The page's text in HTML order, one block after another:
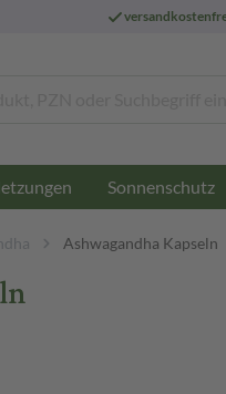
Sonnenschutz
Ashwagandha Kapseln